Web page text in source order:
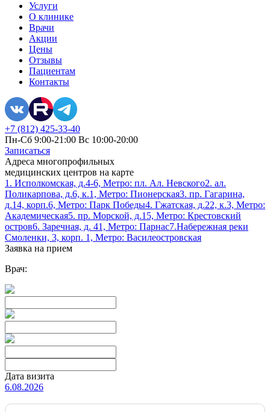
Услуги
О клинике
Врачи
Акции
Цены
Отзывы
Пациентам
Контакты
+7 (812) 425-33-40
Пн-Сб 9:00-21:00 Вс 10:00-20:00
Записаться
Адреса многопрофильных
медицинских центров на карте
1. Исполкомская, д.4-6, Метро: пл. Ал. Невского2. ал.
Поликарпова, д.6, к.1, Метро: Пионерская3. пр. Гагарина,
д.14, корп.6, Метро: Парк Победы4. Гжатская, д.22, к.3, Метро:
Академическая5. пр. Морской, д.15, Метро: Крестовский
остров6. Заречная, д. 41, Метро: Парнас7.Набережная реки
Смоленки, 3, корп. 1, Метро: Василеостровская
Заявка на прием
Врач:
Дата визита
6.08.2026